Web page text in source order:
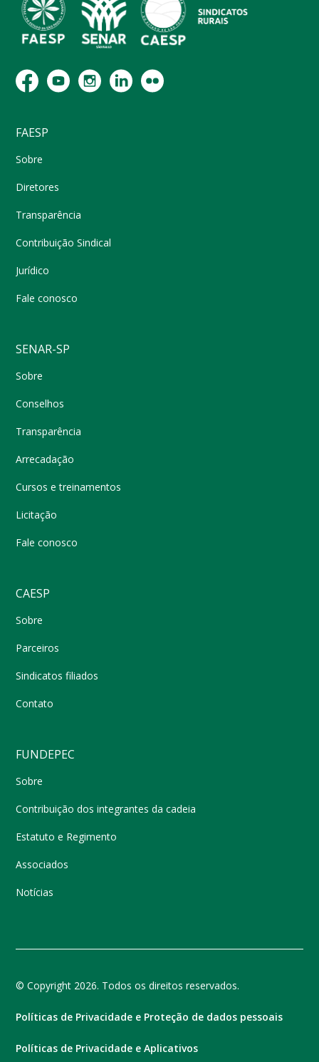
FAESP
Sobre
Diretores
Transparência
Contribuição Sindical
Jurídico
Fale conosco
SENAR-SP
Sobre
Conselhos
Transparência
Arrecadação
Cursos e treinamentos
Licitação
Fale conosco
CAESP
Sobre
Parceiros
Sindicatos filiados
Contato
FUNDEPEC
Sobre
Contribuição dos integrantes da cadeia
Estatuto e Regimento
Associados
Notícias
© Copyright 2026. Todos os direitos reservados.
Políticas de Privacidade e Proteção de dados pessoais
Políticas de Privacidade e Aplicativos